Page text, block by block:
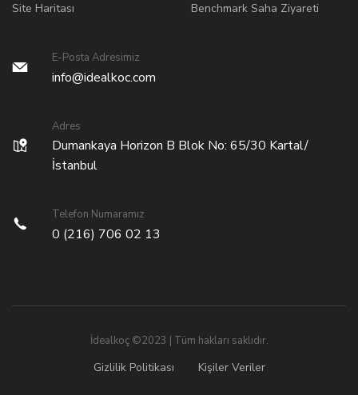
Site Haritası
Benchmark Saha Ziyareti
E-Posta Adresimiz
info@idealkoc.com
Adres
Dumankaya Horizon B Blok No: 65/30 Kartal/
İstanbul
Telefon Numaramız
0 (216) 706 02 13
İdealkoç ©2023 | Tüm hakları saklıdır.
Gizlilik Politikası Kişiler Veriler